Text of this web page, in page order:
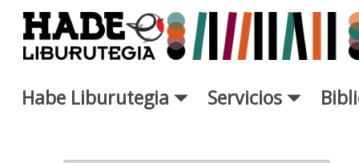
Saltar al contenido principal
Habe Liburutegia Servicios